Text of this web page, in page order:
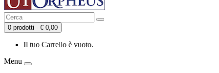
0 prodotti - € 0,00
Il tuo Carrello è vuoto.
Menu